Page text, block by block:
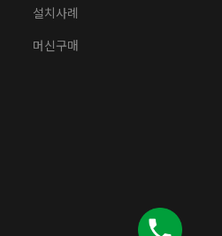
설치사례
머신구매